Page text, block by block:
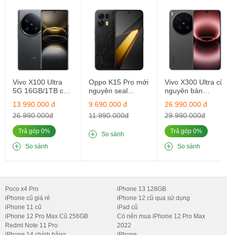
Theo thông tin mới nhất, Realme GT Neo 5 240W có mức giá khởi
điểm từ có giá 3199 CNY (khoảng 11,1 triệu đồng) cho tùy chọn
16GB/256GB và 3499 CNY (khoảng 12,1 triệu đồng) cho tùy chọn
16GB/1TB.
Các bạn có thể đặt trước siêu phẩm này của hệ thống
Thông Minh trên toàn quốc với mức giá siêu hấp dẫn cùng hàng
ngàn quà khủng.
Vivo X100 Ultra
5G 16GB/1TB cũ
13.990.000 đ
26.990.000đ
Trả góp 0%
So sánh
Oppo K15 Pro mới
nguyên seal
9.690.000 đ
11.990.000đ
So sánh
Vivo X300 Ultra cũ
nguyên bản
26.990.000 đ
29.990.000đ
Trả góp 0%
So sánh
Poco x4 Pro
iPhone cũ giá rẻ
iPhone 11 cũ
iPhone 12 Pro Max Cũ 256GB
Redmi Note 11 Pro
iPhone 13 128GB
iPhone 12 cũ qua sử dụng
iPad cũ
Có nên mua iPhone 12 Pro Max
2022